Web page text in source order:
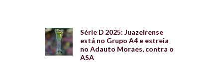
Série D 2025: Juazeirense
está no Grupo A4 e estreia
no Adauto Moraes, contra o
ASA